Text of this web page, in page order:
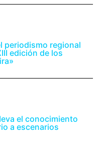
periodismo regional
edición de los
el conocimiento
a escenarios